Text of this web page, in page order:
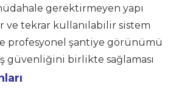
gerektirmeyen yapı
ve tekrar kullanılabilir sistem
profesyonel şantiye görünümü
güvenliğini birlikte sağlaması